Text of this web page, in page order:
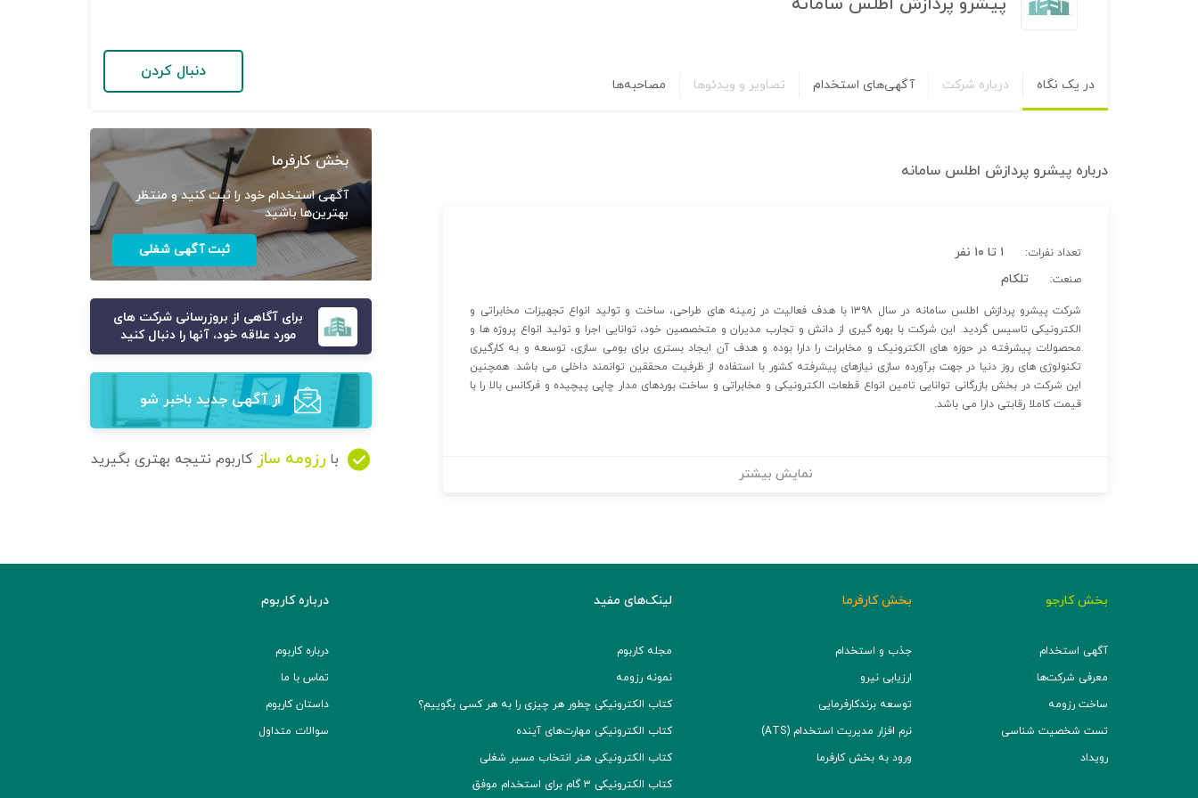
در یک نگاه درباره شرکت آگهی‌های استخدام تصاویر و ویدئوها مصاحبه‌ها
دنبال کردن
درباره پیشرو پردازش اطلس سامانه
تعداد نفرات: ۱ تا ۱۰ نفر
صنعت: تلکام
شرکت پیشرو پردازش اطلس سامانه در سال ۱۳۹۸ با هدف فعالیت در زمینه های طراحی، ساخت و تولید انواع تجهیزات مخابراتی و
الکترونیکی تاسیس گردید. این شرکت با بهره گیری از دانش و تجارب مدیران و متخصصین خود، توانایی اجرا و تولید انواع پروژه ها و
محصولات پیشرفته در حوزه های الکترونیک و مخابرات را دارا بوده و هدف آن ایجاد بستری برای بومی سازی، توسعه و به کارگیری
تکنولوژی های روز دنیا در جهت برآورده سازی نیازهای پیشرفته کشور با استفاده از ظرفیت محققین توانمند داخلی می باشد. همچنین
این شرکت در بخش بازرگانی توانایی تامین انواع قطعات الکترونیکی و مخابراتی و ساخت بوردهای مدار چاپی پیچیده و فرکانس بالا را با
قیمت کاملا رقابتی دارا می باشد.
نمایش بیشتر
بخش کارفرما
آگهی استخدام خود را ثبت کنید و منتظر
بهترین‌ها باشید
ثبت آگهی شغلی
برای آگاهی از بروزرسانی شرکت های
مورد علاقه خود، آنها را دنبال کنید
از آگهی‌ جدید باخبر شو
با رزومه ساز کاربوم نتیجه بهتری بگیرید
بخش کارجو
آگهی استخدام
معرفی شرکت‌ها
ساخت رزومه
تست شخصیت شناسی
رویداد
بخش کارفرما
جذب و استخدام
ارزیابی نیرو
توسعه برند‌کارفرمایی
نرم افزار مدیریت استخدام (ATS)
ورود به بخش کارفرما
لینک‌های مفید
مجله کاربوم
نمونه رزومه
کتاب الکترونیکی چطور هر چیزی را به هر کسی بگوییم؟
کتاب الکترونیکی مهارت‌های آینده
کتاب الکترونیکی هنر انتخاب مسیر شغلی
کتاب الکترونیکی ۳ گام برای استخدام موفق
درباره کاربوم
درباره کاربوم
تماس با ما
داستان کاربوم
سوالات متداول